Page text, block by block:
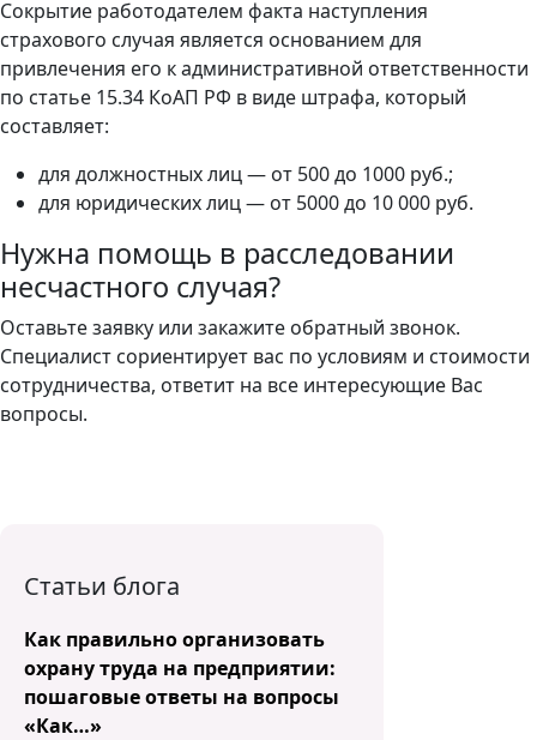
Сокрытие работодателем факта наступления
страхового случая является основанием для
привлечения его к административной ответственности
по статье 15.34 КоАП РФ в виде штрафа, который
составляет:
для должностных лиц — от 500 до 1000 руб.;
для юридических лиц — от 5000 до 10 000 руб.
Нужна помощь в расследовании
несчастного случая?
Оставьте заявку или закажите обратный звонок.
Специалист сориентирует вас по условиям и стоимости
сотрудничества, ответит на все интересующие Вас
вопросы.
Статьи блога
Как правильно организовать
охрану труда на предприятии:
пошаговые ответы на вопросы
«Как…»